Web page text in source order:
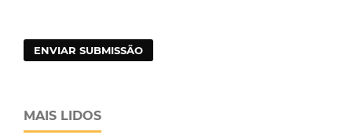
ENVIAR SUBMISSÃO
MAIS LIDOS